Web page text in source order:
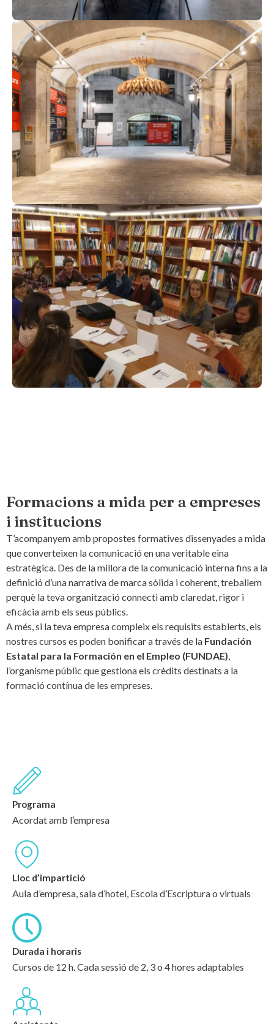
Formacions a mida per a empreses
i institucions
T’acompanyem amb propostes formatives dissenyades a mida
que converteixen la comunicació en una veritable eina
estratègica. Des de la millora de la comunicació interna fins a la
definició d’una narrativa de marca sòlida i coherent, treballem
perquè la teva organització connecti amb claredat, rigor i
eficàcia amb els seus públics.
A més, si la teva empresa compleix els requisits establerts, els
nostres cursos es poden bonificar a través de la Fundación
Estatal para la Formación en el Empleo (FUNDAE),
l’organisme públic que gestiona els crèdits destinats a la
formació contínua de les empreses.
Programa
Acordat amb l’empresa
Lloc d’impartició
Aula d’empresa, sala d’hotel, Escola d’Escriptura o virtuals
Durada i horaris
Cursos de 12 h. Cada sessió de 2, 3 o 4 hores adaptables